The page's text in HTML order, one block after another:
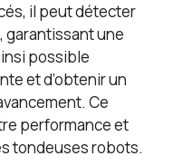
il peut détecter
garantissant une
possible
et d’obtenir un
Ce
performance et
tondeuses robots.